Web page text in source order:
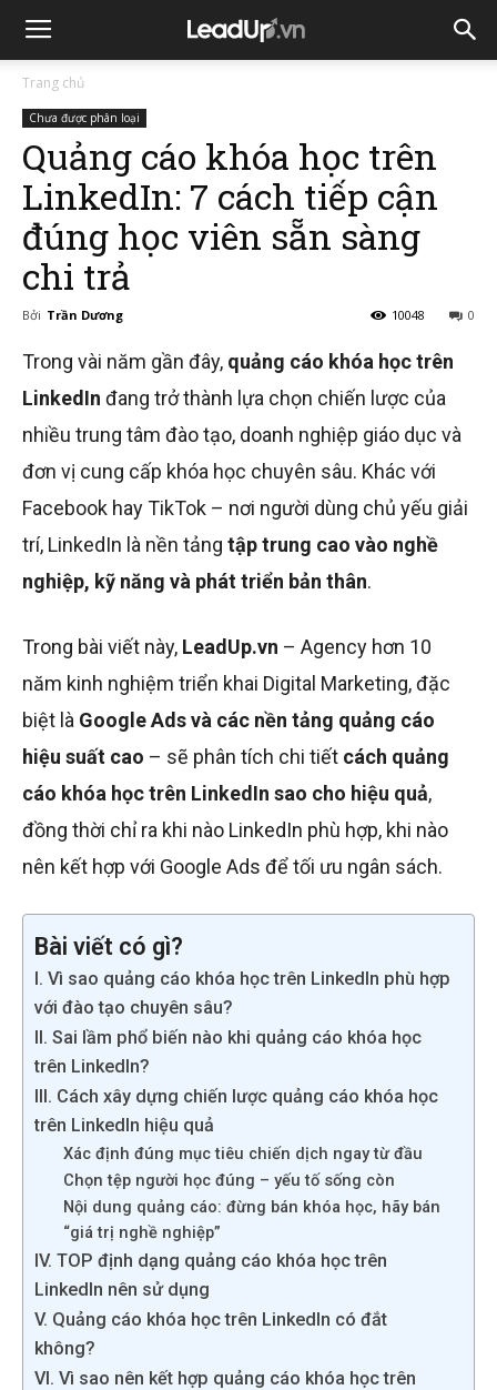
Trang chủ
Chưa được phân loại
Quảng cáo khóa học trên
LinkedIn: 7 cách tiếp cận
đúng học viên sẵn sàng
chi trả
Bởi Trần Dương 0
10048
Trong vài năm gần đây, quảng cáo khóa học trên
LinkedIn đang trở thành lựa chọn chiến lược của
nhiều trung tâm đào tạo, doanh nghiệp giáo dục và
đơn vị cung cấp khóa học chuyên sâu. Khác với
Facebook hay TikTok – nơi người dùng chủ yếu giải
trí, LinkedIn là nền tảng tập trung cao vào nghề
nghiệp, kỹ năng và phát triển bản thân.
Trong bài viết này, LeadUp.vn – Agency hơn 10
năm kinh nghiệm triển khai Digital Marketing, đặc
biệt là Google Ads và các nền tảng quảng cáo
hiệu suất cao – sẽ phân tích chi tiết cách quảng
cáo khóa học trên LinkedIn sao cho hiệu quả,
đồng thời chỉ ra khi nào LinkedIn phù hợp, khi nào
nên kết hợp với Google Ads để tối ưu ngân sách.
Bài viết có gì?
I. Vì sao quảng cáo khóa học trên LinkedIn phù hợp
với đào tạo chuyên sâu?
II. Sai lầm phổ biến nào khi quảng cáo khóa học
trên LinkedIn?
III. Cách xây dựng chiến lược quảng cáo khóa học
trên LinkedIn hiệu quả
Xác định đúng mục tiêu chiến dịch ngay từ đầu
Chọn tệp người học đúng – yếu tố sống còn
Nội dung quảng cáo: đừng bán khóa học, hãy bán
“giá trị nghề nghiệp”
IV. TOP định dạng quảng cáo khóa học trên
LinkedIn nên sử dụng
V. Quảng cáo khóa học trên LinkedIn có đắt
không?
VI. Vì sao nên kết hợp quảng cáo khóa học trên